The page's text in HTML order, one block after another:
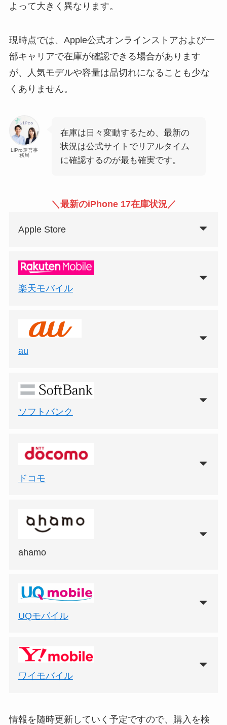
よって大きく異なります。
現時点では、Apple公式オンラインストアおよび一
部キャリアで在庫が確認できる場合があります
が、人気モデルや容量は品切れになることも少な
くありません。
LiPro運営事
務局
在庫は日々変動するため、最新の
状況は公式サイトでリアルタイム
に確認するのが最も確実です。
＼最新のiPhone 17在庫状況／
Apple Store
楽天モバイル
au
ソフトバンク
ドコモ
ahamo
UQモバイル
ワイモバイル
情報を随時更新していく予定ですので、購入を検